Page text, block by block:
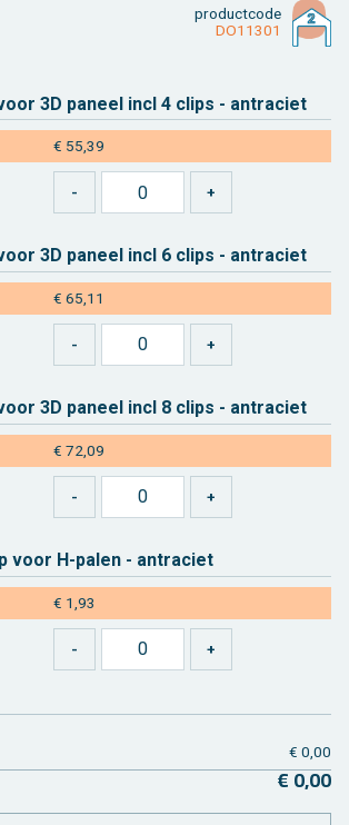
product­code
DO11301
3D pa­neel incl 4 clips - an­tra­ciet
€ 55,39
3D pa­neel incl 6 clips - an­tra­ciet
€ 65,11
3D pa­neel incl 8 clips - an­tra­ciet
€ 72,09
voor H-palen - an­tra­ciet
€ 1,93
€ 0,00
€ 0,00